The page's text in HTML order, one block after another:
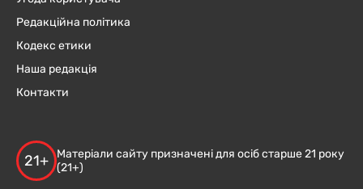
Редакційна політика
Кодекс етики
Наша редакція
Контакти
21+
Матеріали сайту призначені для осіб старше 21 року
(21+)